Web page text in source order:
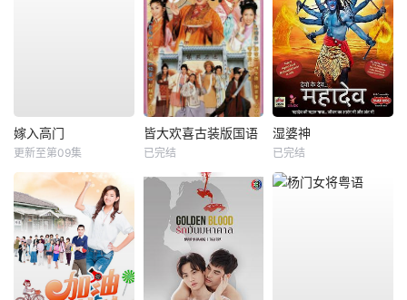
嫁入高门
更新至第09集
皆大欢喜古装版国语
已完结
湿婆神
已完结